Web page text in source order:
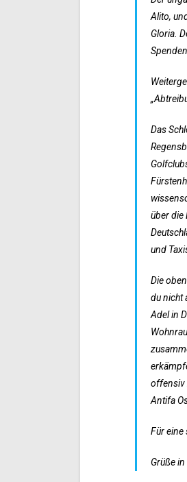
Alito,
Gloria.
Das
über die
und
Die
du nicht
Adel in
offensiv
Antifa
Für eine
Grüße